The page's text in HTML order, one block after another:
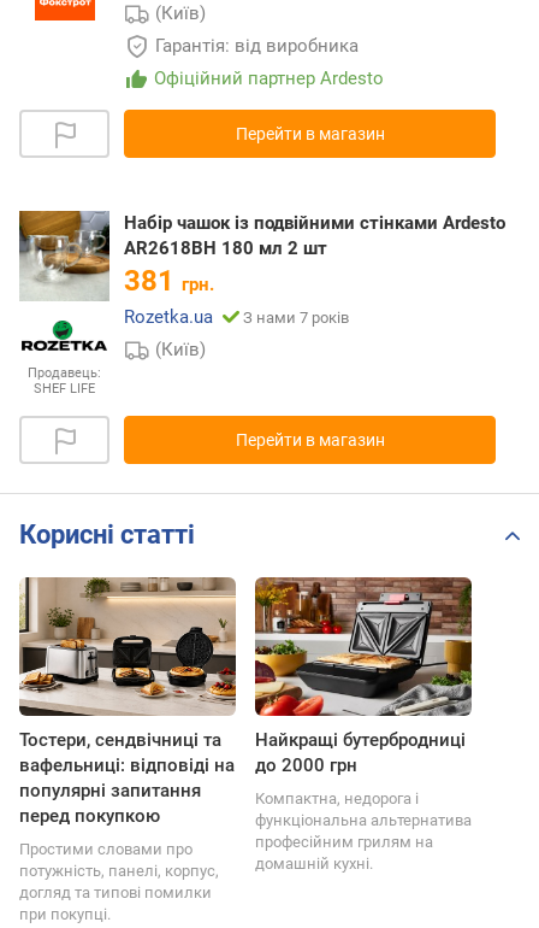
(Київ)
Гарантія: від виробника
Офіційний партнер Ardesto
Перейти в магазин
Продавець:
SHEF LIFE
Набір чашок із подвійними стінками Ardesto
AR2618BH 180 мл 2 шт
381 грн.
Rozetka.ua
З нами 7 років
(Київ)
Перейти в магазин
Корисні статті
Тостери, сендвічниці та
вафельниці: відповіді на
популярні запитання
перед покупкою
Простими словами про
потужність, панелі, корпус,
догляд та типові помилки
при покупці.
Найкращі бутербродниці
до 2000 грн
Компактна, недорога і
функціональна альтернатива
професійним грилям на
домашній кухні.